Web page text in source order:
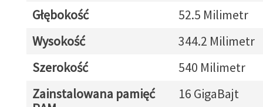
Głębokość
52.5 Milimetr
Wysokość
344.2 Milimetr
Szerokość
540 Milimetr
Zainstalowana pamięć
16 GigaBajt